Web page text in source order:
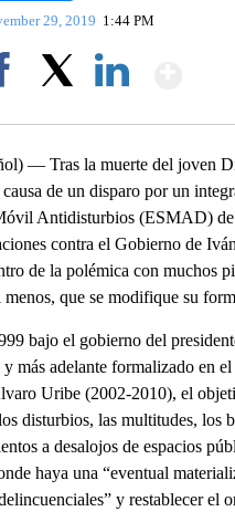
29, 2019 1:44 PM
— Tras la muerte del joven
de un disparo por un
Antidisturbios (ESMAD)
contra el Gobierno de
de la polémica con muchos
que se modifique su
bajo el gobierno del
más adelante formalizado en
Uribe (2002-2010), el
disturbios, las multitudes, los
a desalojos de espacios
haya una “eventual
y restablecer el